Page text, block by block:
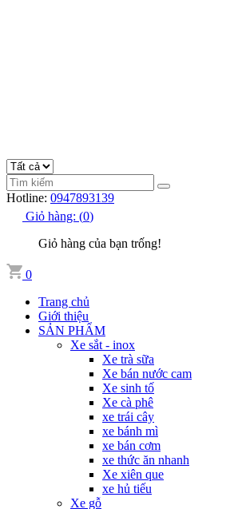
Hotline: 0947893139
Giỏ hàng: (0)
Giỏ hàng của bạn trống!
0
Trang chủ
Giới thiệu
SẢN PHẨM
Xe sắt - inox
Xe trà sữa
Xe bán nước cam
Xe sinh tố
Xe cà phê
xe trái cây
xe bánh mì
xe bán cơm
xe thức ăn nhanh
Xe xiên que
xe hủ tiếu
Xe gỗ